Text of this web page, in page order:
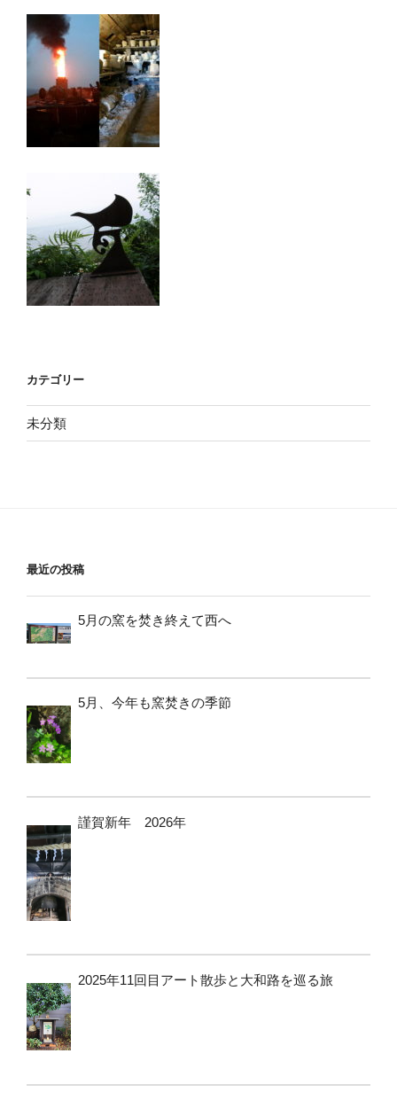
カテゴリー
未分類
最近の投稿
5月の窯を焚き終えて西へ
5月、今年も窯焚きの季節
謹賀新年 2026年
2025年11回目アート散歩と大和路を巡る旅